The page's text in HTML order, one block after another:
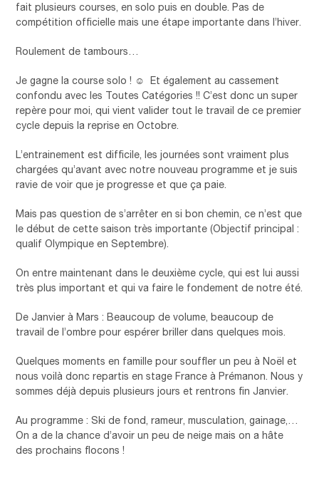
fait plusieurs courses, en solo puis en double. Pas de
compétition officielle mais une étape importante dans l’hiver.
Roulement de tambours…
Je gagne la course solo ! ☺ Et également au cassement
confondu avec les Toutes Catégories !! C’est donc un super
repère pour moi, qui vient valider tout le travail de ce premier
cycle depuis la reprise en Octobre.
L’entrainement est difficile, les journées sont vraiment plus
chargées qu’avant avec notre nouveau programme et je suis
ravie de voir que je progresse et que ça paie.
Mais pas question de s’arrêter en si bon chemin, ce n’est que
le début de cette saison très importante (Objectif principal :
qualif Olympique en Septembre).
On entre maintenant dans le deuxième cycle, qui est lui aussi
très plus important et qui va faire le fondement de notre été.
De Janvier à Mars : Beaucoup de volume, beaucoup de
travail de l’ombre pour espérer briller dans quelques mois.
Quelques moments en famille pour souffler un peu à Noël et
nous voilà donc repartis en stage France à Prémanon. Nous y
sommes déjà depuis plusieurs jours et rentrons fin Janvier.
Au programme : Ski de fond, rameur, musculation, gainage,…
On a de la chance d’avoir un peu de neige mais on a hâte
des prochains flocons !